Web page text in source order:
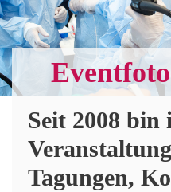
Seit 2008 bin
Tagungen,